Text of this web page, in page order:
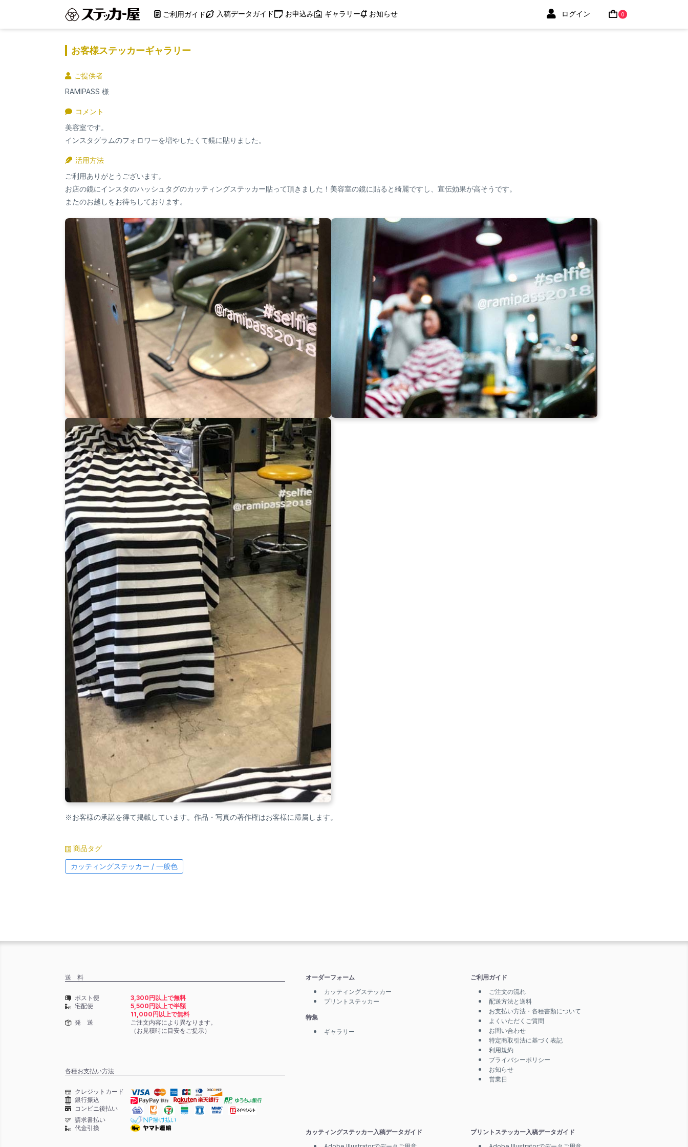
ご利用ガイド 入稿データガイド お申込み ギャラリー お知らせ ログイン 0
お客様ステッカーギャラリー
ご提供者
RAMIPASS
コメント
美容室です。
インスタグラムのフォロワーを増やしたくて鏡に貼りました。
活用方法
ご利用ありがとうございます。
お店の鏡にインスタのハッシュタグのカッティングステッカー貼って頂きました！美容室の鏡に貼ると綺麗ですし、宣伝効果が高そうです。
またのお越しをお待ちしております。
※お客様の承諾を得て掲載しています。作品・写真の著作権はお客様に帰属します。
商品タグ
カッティングステッカー / 一般色
送 料
ポスト便
3,300円以上で無料
宅配便
5,500円以上で半額
11,000円以上で無料
発 送
ご注文内容により異なります。
（お見積時に目安をご提示）
各種お支払い方法
クレジットカード
銀行振込
コンビニ後払い
請求書払い
代金引換
オーダーフォーム
カッティングステッカー
プリントステッカー
特集
ギャラリー
ご利用ガイド
ご注文の流れ
配送方法と送料
お支払い方法・各種書類について
よくいただくご質問
お問い合わせ
特定商取引法に基づく表記
利用規約
プライバシーポリシー
お知らせ
営業日
カッティングステッカー入稿データガイド
プリントステッカー入稿データガイド